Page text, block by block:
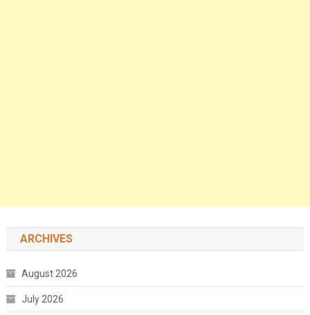
ARCHIVES
August 2026
July 2026